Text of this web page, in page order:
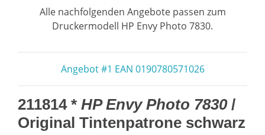
Alle nachfolgenden Angebote passen zum
Druckermodell HP Envy Photo 7830.
Angebot #1 EAN 0190780571026
211814 * HP Envy Photo 7830/
Original Tintenpatrone schwarz